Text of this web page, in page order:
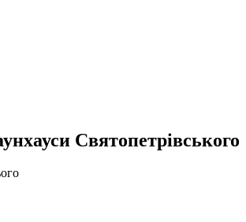
Святопетрівського